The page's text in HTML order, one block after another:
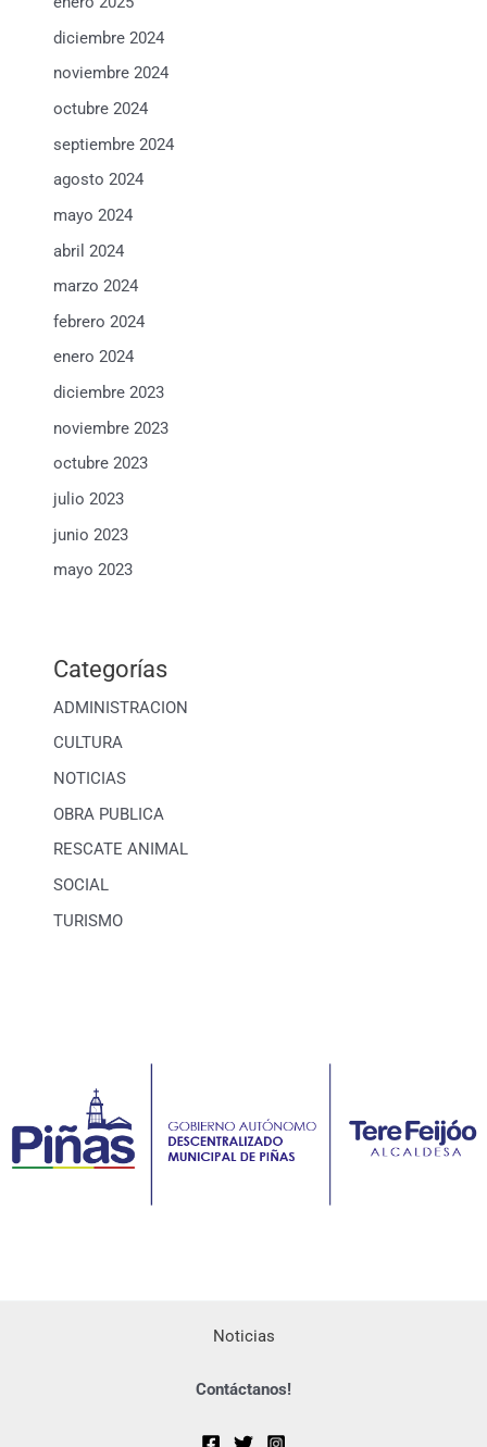
diciembre 2024
noviembre 2024
octubre 2024
septiembre 2024
agosto 2024
mayo 2024
abril 2024
marzo 2024
febrero 2024
enero 2024
diciembre 2023
noviembre 2023
octubre 2023
julio 2023
junio 2023
mayo 2023
Categorías
ADMINISTRACION
CULTURA
NOTICIAS
OBRA PUBLICA
RESCATE ANIMAL
SOCIAL
TURISMO
Noticias
Contáctanos!